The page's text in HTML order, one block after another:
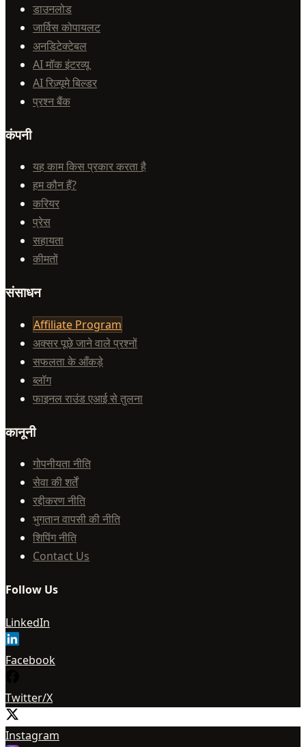
डाउनलोड
जार्विस कोपायलट
अनडिटेक्टेबल
AI मॉक इंटरव्यू
AI रिज़्यूमे बिल्डर
प्रश्न बैंक
कंपनी
यह काम किस प्रकार करता है
हम कौन हैं?
करियर
प्रेस
सहायता
कीमतों
संसाधन
Affiliate Program
अक्सर पूछे जाने वाले प्रश्नों
सफलता के आँकड़े
ब्लॉग
फाइनल राउंड एआई से तुलना
कानूनी
गोपनीयता नीति
सेवा की शर्तें
रद्दीकरण नीति
भुगतान वापसी की नीति
शिपिंग नीति
Contact Us
Follow Us
LinkedIn
Facebook
Twitter/X
Instagram